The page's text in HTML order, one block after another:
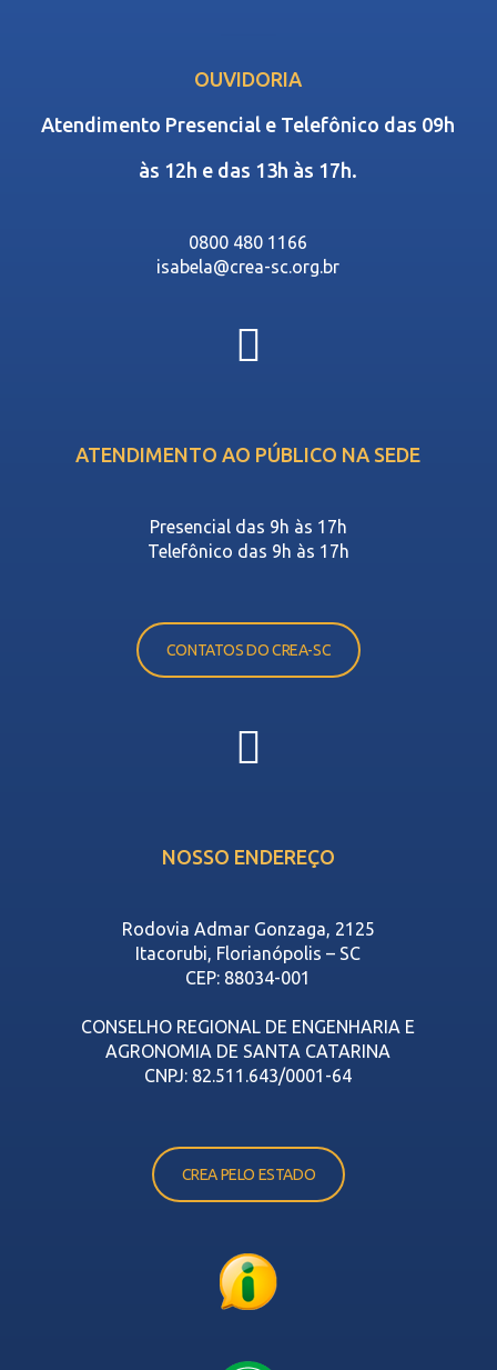
OUVIDORIA
Atendimento Presencial e Telefônico das 09h
às 12h e das 13h às 17h.
0800 480 1166
isabela@crea-sc.org.br
ATENDIMENTO AO PÚBLICO NA SEDE
Presencial das 9h às 17h
Telefônico das 9h às 17h
CONTATOS DO CREA-SC
NOSSO ENDEREÇO
Rodovia Admar Gonzaga, 2125
Itacorubi, Florianópolis – SC
CEP: 88034-001
CONSELHO REGIONAL DE ENGENHARIA E
AGRONOMIA DE SANTA CATARINA
CNPJ: 82.511.643/0001-64
CREA PELO ESTADO